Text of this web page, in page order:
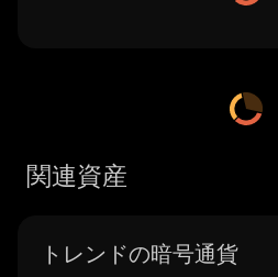
関連資産
トレンドの暗号通貨